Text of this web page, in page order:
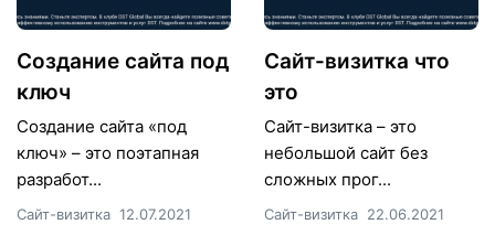
Создание сайта под
ключ
Создание сайта «под
ключ» – это поэтапная
разработ...
Сайт-визитка 12.07.2021
Сайт-визитка что
это
Сайт-визитка – это
небольшой сайт без
сложных прог...
Сайт-визитка 22.06.2021